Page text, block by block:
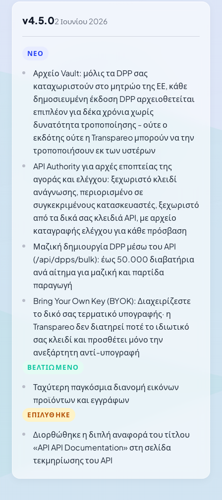
v4.5.02 Ιουνίου 2026
ΝΈΟ
Αρχείο Vault: μόλις τα DPP σας
καταχωριστούν στο μητρώο της ΕΕ, κάθε
δημοσιευμένη έκδοση DPP αρχειοθετείται
επιπλέον για δέκα χρόνια χωρίς
δυνατότητα τροποποίησης - ούτε ο
εκδότης ούτε η Transpareo μπορούν να την
τροποποιήσουν εκ των υστέρων
API Authority για αρχές εποπτείας της
αγοράς και ελέγχου: ξεχωριστό κλειδί
ανάγνωσης, περιορισμένο σε
συγκεκριμένους κατασκευαστές, ξεχωριστό
από τα δικά σας κλειδιά API, με αρχείο
καταγραφής ελέγχου για κάθε πρόσβαση
Μαζική δημιουργία DPP μέσω του API
(/api/dpps/bulk): έως 50.000 διαβατήρια
ανά αίτημα για μαζική και παρτίδα
παραγωγή
Bring Your Own Key (BYOK): Διαχειρίζεστε
το δικό σας τερματικό υπογραφής· η
Transpareo δεν διατηρεί ποτέ το ιδιωτικό
σας κλειδί και προσθέτει μόνο την
ανεξάρτητη αντί-υπογραφή
ΒΕΛΤΙΩΜΈΝΟ
Ταχύτερη παγκόσμια διανομή εικόνων
προϊόντων και εγγράφων
ΕΠΙΛΎΘΗΚΕ
Διορθώθηκε η διπλή αναφορά του τίτλου
«API API Documentation» στη σελίδα
τεκμηρίωσης του API